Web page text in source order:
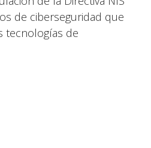
de ciberseguridad que
tecnologías de